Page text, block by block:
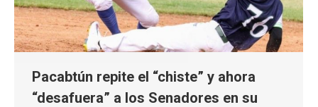
Pacabtún repite el “chiste” y ahora
“desafuera” a los Senadores en su